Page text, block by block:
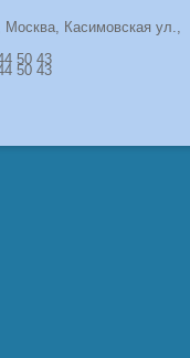
Москва, Касимовская ул.,
50 43
50 43